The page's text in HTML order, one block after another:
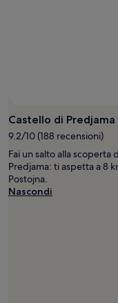
Castello di Predjama
9.2/10 (188 recensioni)
Fai un salto alla scoperta
Predjama: ti aspetta a 8
Postojna.
Nascondi